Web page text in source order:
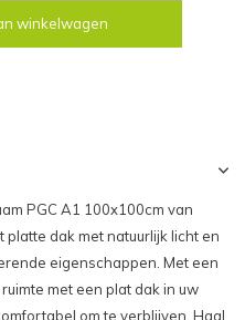
winkelwagen
PGC A1 100x100cm van
dak met natuurlijk licht en
eigenschappen. Met een
met een plat dak in uw
om te verblijven. Haal